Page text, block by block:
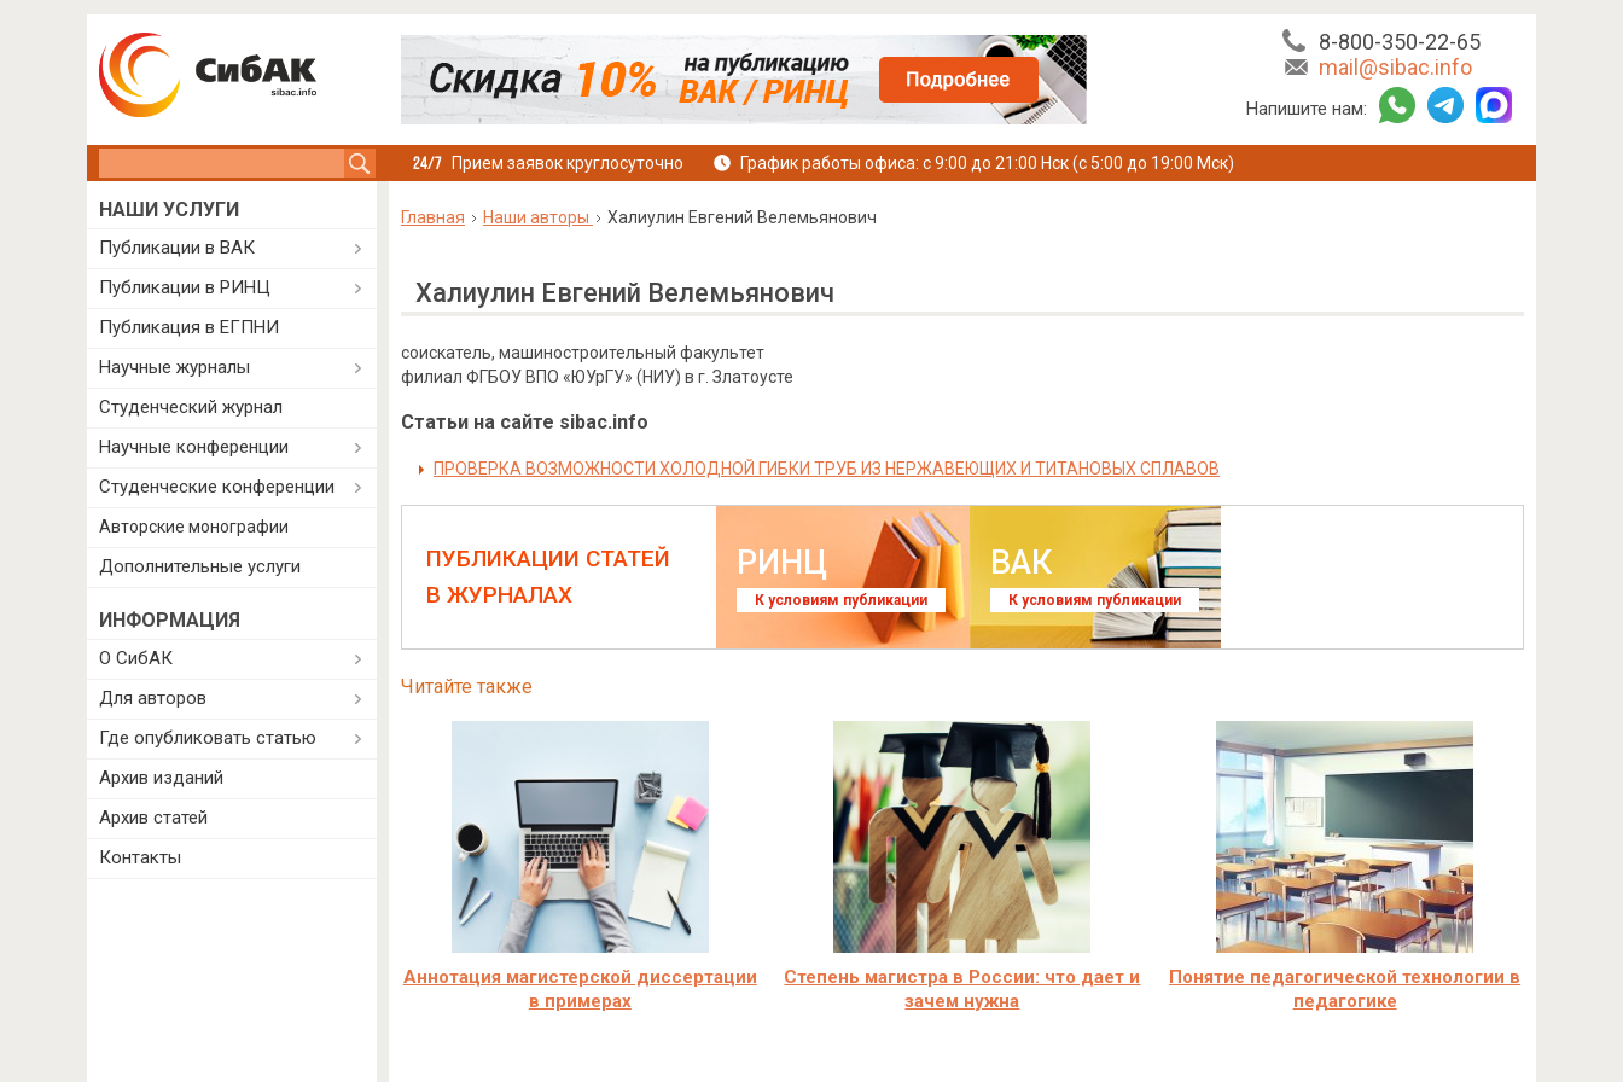
8-800-350-22-65
mail@sibac.info
Напишите нам:
Прием заявок круглосуточно График работы офиса: с 9:00 до 21:00 Нск (с 5:00 до 19:00 Мск)
Главная Наши авторы Халиулин Евгений Велемьянович
Халиулин Евгений Велемьянович
соискатель, машиностроительный факультет
филиал ФГБОУ ВПО «ЮУрГУ» (НИУ) в г. Златоусте
Статьи на сайте sibac.info
ПРОВЕРКА ВОЗМОЖНОСТИ ХОЛОДНОЙ ГИБКИ ТРУБ ИЗ НЕРЖАВЕЮЩИХ И ТИТАНОВЫХ СПЛАВОВ
ПУБЛИКАЦИИ СТАТЕЙ
В ЖУРНАЛАХ
РИНЦ
К условиям публикации
ВАК
К условиям публикации
Читайте также
Аннотация магистерской диссертации
в примерах
Степень магистра в России: что дает и
зачем нужна
Понятие педагогической технологии в
педагогике
НАШИ УСЛУГИ
Публикации в ВАК
Публикации в РИНЦ
Публикация в ЕГПНИ
Научные журналы
Студенческий журнал
Научные конференции
Студенческие конференции
Авторские монографии
Дополнительные услуги
ИНФОРМАЦИЯ
О СибАК
Для авторов
Где опубликовать статью
Архив изданий
Архив статей
Контакты